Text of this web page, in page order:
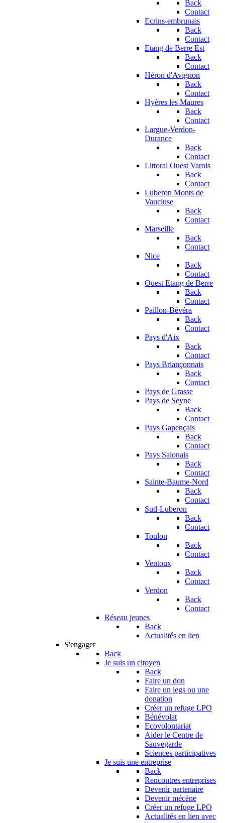
Back
Contact
Ecrins-embrunais
Back
Contact
Etang de Berre Est
Back
Contact
Héron d'Avignon
Back
Contact
Hyères les Maures
Back
Contact
Largue-Verdon-
Durance
Back
Contact
Littoral Ouest Varois
Back
Contact
Luberon Monts de
Vaucluse
Back
Contact
Marseille
Back
Contact
Nice
Back
Contact
Ouest Etang de Berre
Back
Contact
Paillon-Bévéra
Back
Contact
Pays d'Aix
Back
Contact
Pays Briançonnais
Back
Contact
Pays de Grasse
Pays de Seyne
Back
Contact
Pays Gapençais
Back
Contact
Pays Salonais
Back
Contact
Sainte-Baume-Nord
Back
Contact
Sud-Luberon
Back
Contact
Toulon
Back
Contact
Ventoux
Back
Contact
Verdon
Back
Contact
Réseau jeunes
Back
Actualités en lien
S'engager
Back
Je suis un citoyen
Back
Faire un don
Faire un legs ou une
donation
Créer un refuge LPO
Bénévolat
Ecovolontariat
Aider le Centre de
Sauvegarde
Sciences participatives
Je suis une entreprise
Back
Rencontres entreprises
Devenir partenaire
Devenir mécène
Créer un refuge LPO
Actualités en lien avec